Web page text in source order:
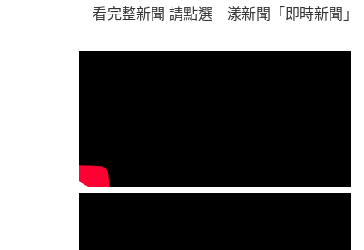
看完整新聞 請點選 漾新聞「即時新聞」